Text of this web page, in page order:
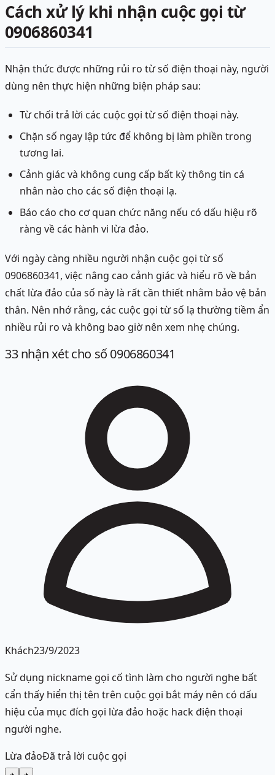
Cách xử lý khi nhận cuộc gọi từ
0906860341
Nhận thức được những rủi ro từ số điện thoại này, người
dùng nên thực hiện những biện pháp sau:
Từ chối trả lời các cuộc gọi từ số điện thoại này.
Chặn số ngay lập tức để không bị làm phiền trong
tương lai.
Cảnh giác và không cung cấp bất kỳ thông tin cá
nhân nào cho các số điện thoại lạ.
Báo cáo cho cơ quan chức năng nếu có dấu hiệu rõ
ràng về các hành vi lừa đảo.
Với ngày càng nhiều người nhận cuộc gọi từ số
0906860341, việc nâng cao cảnh giác và hiểu rõ về bản
chất lừa đảo của số này là rất cần thiết nhằm bảo vệ bản
thân. Nên nhớ rằng, các cuộc gọi từ số lạ thường tiềm ẩn
nhiều rủi ro và không bao giờ nên xem nhẹ chúng.
33nhận xétcho số 0906860341
Khách23/9/2023
Sử dụng nickname gọi cố tình làm cho người nghe bất
cẩn thấy hiển thị tên trên cuộc gọi bắt máy nên có dấu
hiệu của mục đích gọi lừa đảo hoặc hack điện thoại
người nghe.
Lừa đảoĐã trả lời cuộc gọi